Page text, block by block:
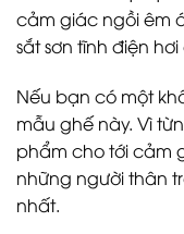
cảm giác ngồi êm
sắt sơn tĩnh điện
Nếu bạn có một
mẫu ghế này. Vì
phẩm cho tới cảm
những người thân
nhất.